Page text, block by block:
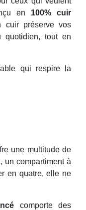
en 100% cuir
préserve vos
quotidien, tout en
qui respire la
une multitude de
un compartiment à
en quatre, elle ne
comporte des